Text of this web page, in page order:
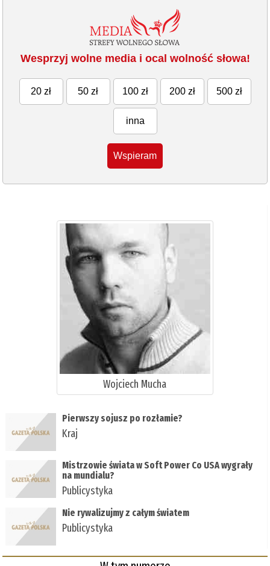
Wesprzyj wolne media i ocal wolność słowa!
20 zł 50 zł 100 zł 200 zł 500 zł
inna
Wspieram
Wojciech Mucha
Pierwszy sojusz po rozłamie?
Kraj
Mistrzowie świata w Soft Power Co USA wygrały
na mundialu?
Publicystyka
Nie rywalizujmy z całym światem
Publicystyka